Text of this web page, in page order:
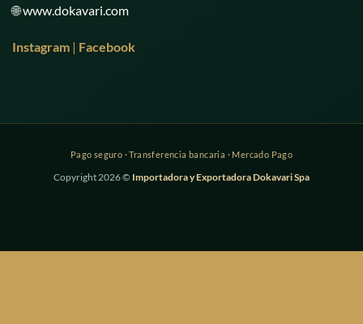
🌐www.dokavari.com
Instagram | Facebook
Copyright 2026 © Importadora y Exportadora Dokavari Spa